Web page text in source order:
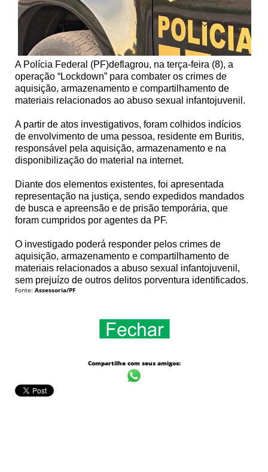
A Polícia Federal (PF)deflagrou, na terça-feira (8), a
operação “Lockdown” para combater os crimes de
aquisição, armazenamento e compartilhamento de
materiais relacionados ao abuso sexual infantojuvenil.
A partir de atos investigativos, foram colhidos indícios
de envolvimento de uma pessoa, residente em Buritis,
responsável pela aquisição, armazenamento e na
disponibilização do material na internet.
Diante dos elementos existentes, foi apresentada
representação na justiça, sendo expedidos mandados
de busca e apreensão e de prisão temporária, que
foram cumpridos por agentes da PF.
O investigado poderá responder pelos crimes de
aquisição, armazenamento e compartilhamento de
materiais relacionados a abuso sexual infantojuvenil,
sem prejuízo de outros delitos porventura identificados.
Fonte: Assessoria/PF
Compartilhe com seus amigos: